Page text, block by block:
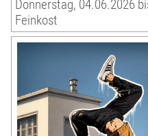
Donnerstag, 04.06.2026
Feinkost